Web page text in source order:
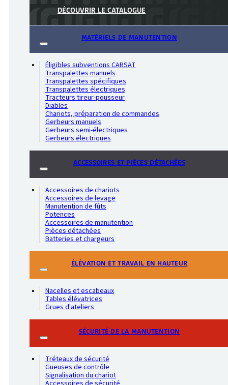
DÉCOUVRIR LE CATALOGUE
MATÉRIELS DE MANUTENTION
Éligibles subventions CARSAT
Transpalettes manuels
Transpalettes spécifiques
Transpalettes électriques
Tracteurs tireur-pousseur
Diables
Chariots, préparation de commandes
Gerbeurs manuels
Gerbeurs semi-électriques
Gerbeurs électriques
ACCESSOIRES ET PIÈCES DÉTACHÉES
Accessoires de chariots
Accessoires de levage
Manutention de fûts
Potences
Accessoires de manutention
Pièces détachées
Batteries et chargeurs
ÉLÉVATION ET TRAVAIL EN HAUTEUR
Nacelles et escabeaux
Tables élévatrices
Grues d'ateliers
SÉCURITÉ DE LA MANUTENTION
Tréteaux de sécurité
Gueuses de contrôle
Signalisation du chariot